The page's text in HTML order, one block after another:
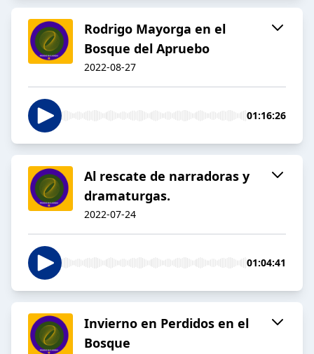
Rodrigo Mayorga en el
Bosque del Apruebo
2022-08-27
01:16:26
Al rescate de narradoras y
dramaturgas.
2022-07-24
01:04:41
Invierno en Perdidos en el
Bosque